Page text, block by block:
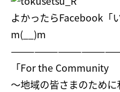
よかったらFacebook「
m(__)m
「For the Community
～地域の皆さまのために